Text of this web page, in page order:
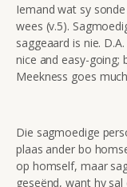
Iemand wat sy
wees (v.5).
saggeaard is nie.
nice and easy-going;
Meekness goes
Die sagmoedige
plaas ander bo
op homself, maar
geseënd, want hy